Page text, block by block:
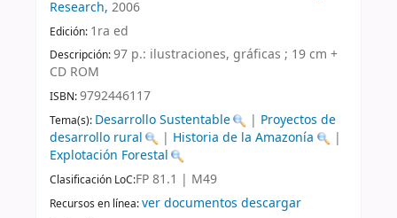
Research, 2006
Edición: 1ra ed
Descripción:97 p.: ilustraciones, gráficas ; 19 cm +
CD ROM
ISBN:9792446117
Tema(s): Desarrollo Sustentable | Proyectos de
desarrollo rural
| Historia de la Amazonía
|
Explotación Forestal
Clasificación LoC:FP 81.1 | M49
Recursos en línea:ver documentos descargar